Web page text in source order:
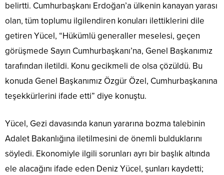
belirtti. Cumhurbaşkanı Erdoğan’a ülkenin kanayan yarası
olan, tüm toplumu ilgilendiren konuları ilettiklerini dile
getiren Yücel, “Hükümlü generaller meselesi, geçen
görüşmede Sayın Cumhurbaşkanı’na, Genel Başkanımız
tarafından iletildi. Konu gecikmeli de olsa çözüldü. Bu
konuda Genel Başkanımız Özgür Özel, Cumhurbaşkanına
teşekkürlerini ifade etti” diye konuştu.
Yücel, Gezi davasında kanun yararına bozma talebinin
Adalet Bakanlığına iletilmesini de önemli bulduklarını
söyledi. Ekonomiyle ilgili sorunları ayrı bir başlık altında
ele alacağını ifade eden Deniz Yücel, şunları kaydetti;